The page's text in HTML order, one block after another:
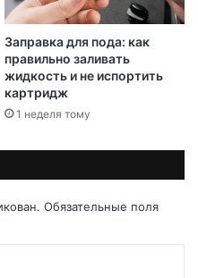
Заправка для пода: как
правильно заливать
жидкость и не испортить
картридж
1 неделя тому
Обязательные поля